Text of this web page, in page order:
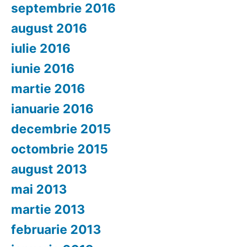
septembrie 2016
august 2016
iulie 2016
iunie 2016
martie 2016
ianuarie 2016
decembrie 2015
octombrie 2015
august 2013
mai 2013
martie 2013
februarie 2013